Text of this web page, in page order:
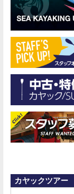
カヤックツアー